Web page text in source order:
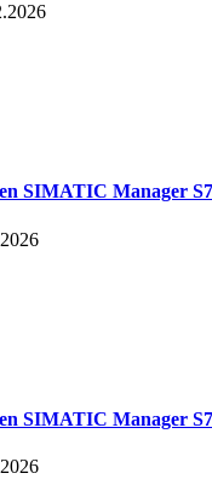
SIMATIC Manager
SIMATIC Manager